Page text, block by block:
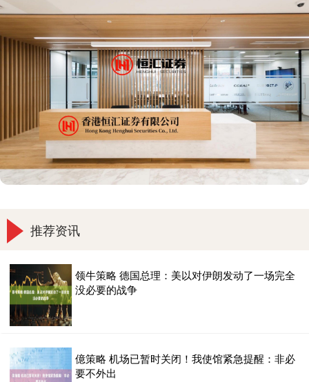
推荐资讯
领牛策略 德国总理：美以对伊朗发动了一场完全
没必要的战争
億策略 机场已暂时关闭！我使馆紧急提醒：非必
要不外出